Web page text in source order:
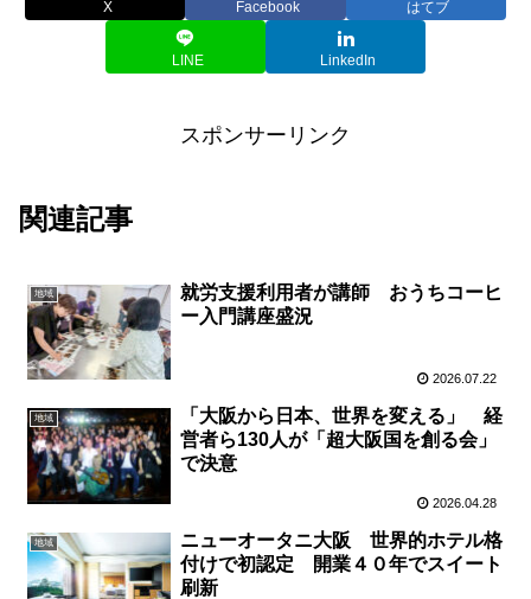
X Facebook はてブ
LINE LinkedIn
スポンサーリンク
関連記事
地域
就労支援利用者が講師 おうちコーヒ
ー入門講座盛況
2026.07.22
地域
「大阪から日本、世界を変える」 経
営者ら130人が「超大阪国を創る会」
で決意
2026.04.28
地域
ニューオータニ大阪 世界的ホテル格
付けで初認定 開業４０年でスイート
刷新